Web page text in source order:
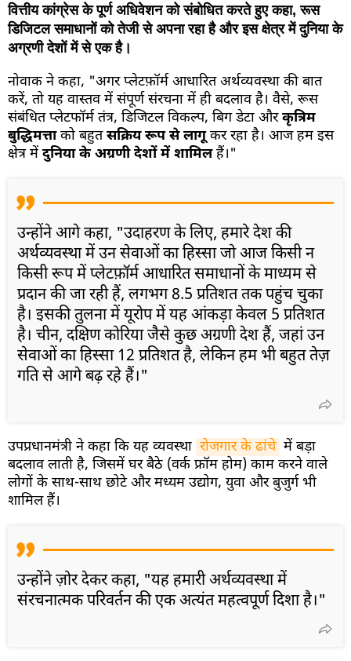
वित्तीय कांग्रेस के पूर्ण अधिवेशन को संबोधित करते हुए कहा, रूस
डिजिटल समाधानों को तेजी से अपना रहा है और इस क्षेत्र में दुनिया के
अग्रणी देशों में से एक है।
नोवाक ने कहा, "अगर प्लेटफ़ॉर्म आधारित अर्थव्यवस्था की बात
करें, तो यह वास्तव में संपूर्ण संरचना में ही बदलाव है। वैसे, रूस
संबंधित प्लेटफॉर्म तंत्र, डिजिटल विकल्प, बिग डेटा औरकृत्रिम
बुद्धिमत्ताको बहुतसक्रिय रूप से लागूकर रहा है। आज हम इस
क्षेत्र में दुनिया के अग्रणी देशों में शामिलहैं।"
उन्होंने आगे कहा, "उदाहरण के लिए, हमारे देश की
अर्थव्यवस्था में उन सेवाओं का हिस्सा जो आज किसी न
किसी रूप में प्लेटफ़ॉर्म आधारित समाधानों के माध्यम से
प्रदान की जा रही हैं, लगभग 8.5 प्रतिशत तक पहुंच चुका
है। इसकी तुलना में यूरोप में यह आंकड़ा केवल 5 प्रतिशत
है। चीन, दक्षिण कोरिया जैसे कुछ अग्रणी देश हैं, जहां उन
सेवाओं का हिस्सा 12 प्रतिशत है, लेकिन हम भी बहुत तेज़
गति से आगे बढ़ रहे हैं।"
उपप्रधानमंत्री ने कहा कि यह व्यवस्था रोजगार के ढांचे में बड़ा
बदलाव लाती है, जिसमें घर बैठे (वर्क फ्रॉम होम) काम करने वाले
लोगों के साथ-साथ छोटे और मध्यम उद्योग, युवा और बुजुर्ग भी
शामिल हैं।
उन्होंने ज़ोर देकर कहा, "यह हमारी अर्थव्यवस्था में
संरचनात्मक परिवर्तन की एक अत्यंत महत्वपूर्ण दिशा है।"